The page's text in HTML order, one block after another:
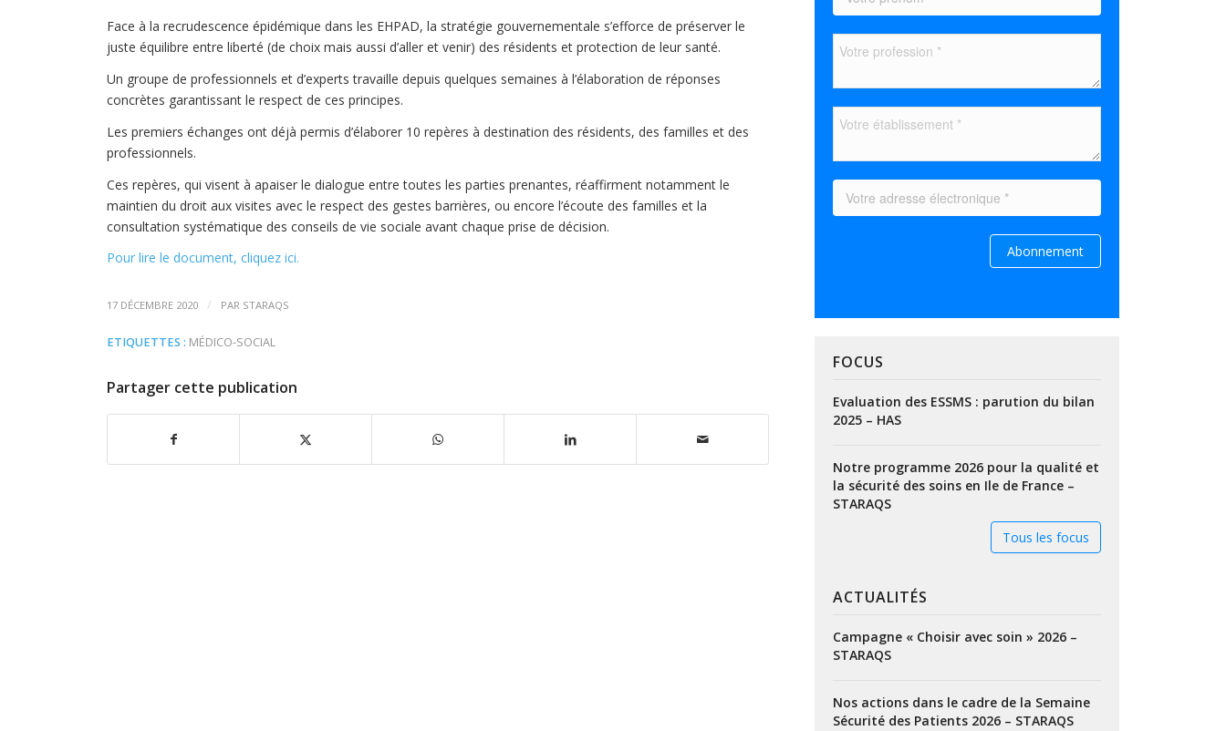
Face à la recrudescence épidémique dans les EHPAD, la stratégie gouvernementale s’efforce de préserver le
juste équilibre entre liberté (de choix mais aussi d’aller et venir) des résidents et protection de leur santé.
Un groupe de professionnels et d’experts travaille depuis quelques semaines à l’élaboration de réponses
concrètes garantissant le respect de ces principes.
Les premiers échanges ont déjà permis d’élaborer 10 repères à destination des résidents, des familles et des
professionnels.
Ces repères, qui visent à apaiser le dialogue entre toutes les parties prenantes, réaffirment notamment le
maintien du droit aux visites avec le respect des gestes barrières, ou encore l’écoute des familles et la
consultation systématique des conseils de vie sociale avant chaque prise de décision.
Pour lire le document, cliquez ici.
17 DÉCEMBRE 2020 / PAR STARAQS
ETIQUETTES : MÉDICO-SOCIAL
Partager cette publication
FOCUS
Evaluation des ESSMS : parution du bilan
2025 – HAS
Notre programme 2026 pour la qualité et
la sécurité des soins en Ile de France –
STARAQS
Tous les focus
ACTUALITÉS
Campagne « Choisir avec soin » 2026 –
STARAQS
Nos actions dans le cadre de la Semaine
Sécurité des Patients 2026 – STARAQS